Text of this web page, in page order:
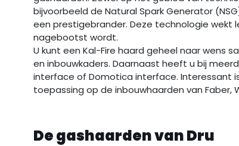
bijvoorbeeld de Natural Spark Generator
een prestigebrander. Deze technologie wekt
nagebootst wordt.
U kunt een Kal-Fire haard geheel naar wens
en inbouwkaders. Daarnaast heeft u bij
interface of Domotica interface. Interessant
toepassing op de inbouwhaarden van Faber,
De gashaarden van Dru